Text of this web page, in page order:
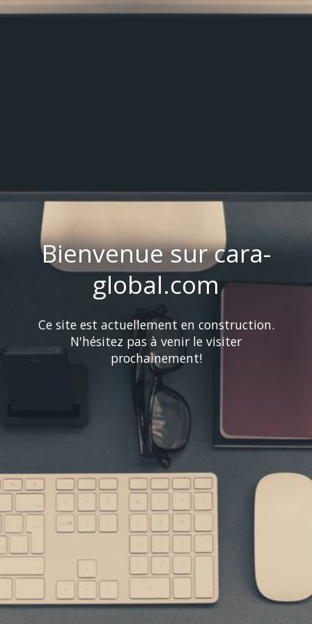
Bienvenue sur cara-
global.com
Ce site est actuellement en construction.
N'hésitez pas à venir le visiter
prochainement!